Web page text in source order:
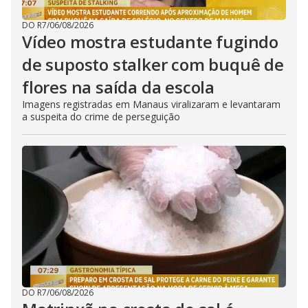
DO R7/06/08/2026
Vídeo mostra estudante fugindo
de suposto stalker com buquê de
flores na saída da escola
Imagens registradas em Manaus viralizaram e levantaram
a suspeita do crime de perseguição
DO R7/06/08/2026